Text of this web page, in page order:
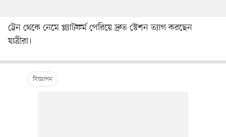
ট্রেন থেকে নেমে প্ল্যাটফর্ম পেরিয়ে দ্রুত স্টেশন ত্যাগ করছেন
যাত্রীরা।